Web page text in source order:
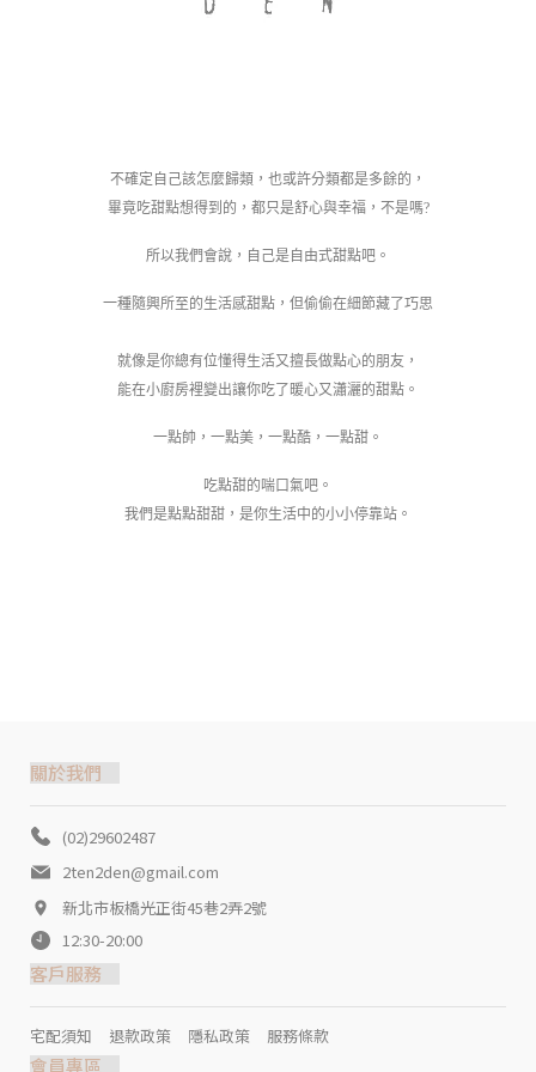
不確定自己該怎麼歸類，也或許分類都是多餘的，
畢竟吃甜點想得到的，都只是舒心與幸福，不是嗎?
所以我們會說，自己是自由式甜點吧。
一種隨興所至的生活感甜點，但偷偷在細節藏了巧思
就像是你總有位懂得生活又擅長做點心的朋友，
能在小廚房裡變出讓你吃了暖心又瀟灑的甜點。
一點帥，一點美，一點酷，一點甜。
吃點甜的喘口氣吧。
我們是點點甜甜，是你生活中的小小停靠站。
關於我們
(02)29602487
2ten2den@gmail.com
新北市板橋光正街45巷2弄2號
12:30-20:00
客戶服務
宅配須知 退款政策 隱私政策 服務條款
會員專區